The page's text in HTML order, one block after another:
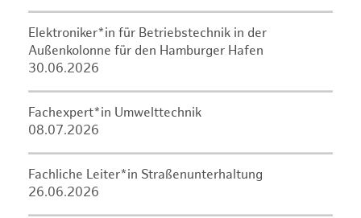
Elektroniker*in für Betriebstechnik in der
Außenkolonne für den Hamburger Hafen
30.06.2026
Fachexpert*in Umwelttechnik
08.07.2026
Fachliche Leiter*in Straßenunterhaltung
26.06.2026